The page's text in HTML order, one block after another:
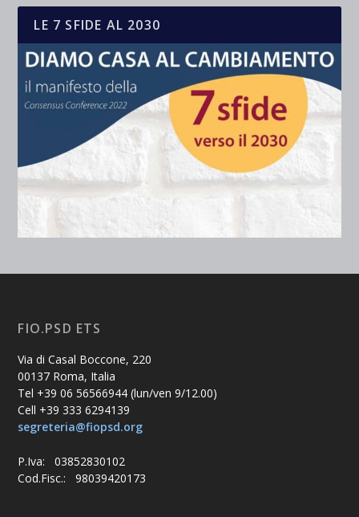
LE 7 SFIDE AL 2030
FIO.PSD ETS
Via di Casal Boccone, 220
00137 Roma, Italia
Tel +39 06 56566944 (lun/ven 9/12.00)
Cell +39 333 6294139
segreteria@fiopsd.org
P.Iva: 03852830102
Cod.Fisc.: 98039420173